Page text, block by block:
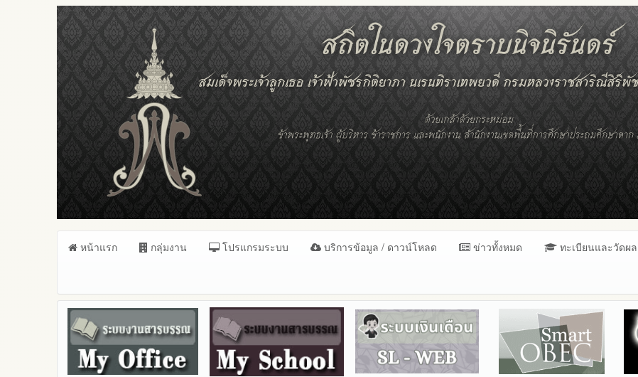
หน้าแรก กลุ่มงาน โปรแกรมระบบ บริการข้อมูล / ดาวน์โหลด ข่าวทั้งหมด ทะเบียนและวัดผล